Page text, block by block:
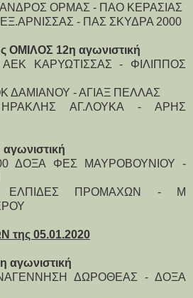
ΟΡΜΑΣ - ΠΑΟ ΚΕΡΑΣΙΑΣ
- ΠΑΣ ΣΚΥΔΡΑ 2000
ΟΜΙΛΟΣ 12η αγωνιστική
ΑΕΚ ΚΑΡΥΩΤΙΣΣΑΣ - ΦΙΛΙΠΠΟΣ
ΔΑΜΙΑΝΟΥ - ΑΓΙΑΞ ΠΕΛΛΑΣ
ΑΓ.ΛΟΥΚΑ - ΑΡΗΣ
ΔΟΞΑ ΦΕΣ ΜΑΥΡΟΒΟΥΝΙΟΥ -
ΕΛΠΙΔΕΣ ΠΡΟΜΑΧΩΝ - Μ
05.01.2020
αγωνιστική
ΔΩΡΟΘΕΑΣ - ΔΟΞΑ